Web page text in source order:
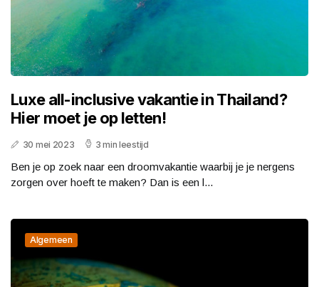
Luxe all-inclusive vakantie in Thailand?
Hier moet je op letten!
30 mei 2023 3 min leestijd
Ben je op zoek naar een droomvakantie waarbij je je nergens
zorgen over hoeft te maken? Dan is een l...
Algemeen